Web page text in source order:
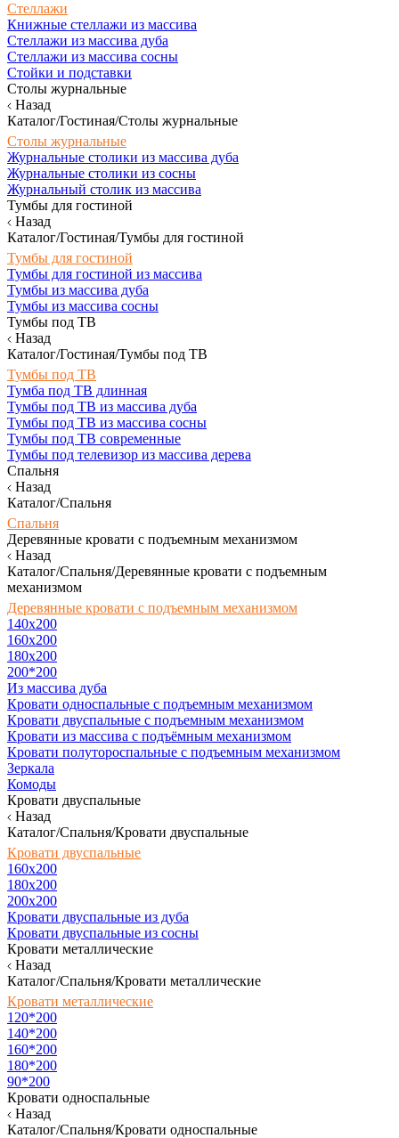
Стеллажи
Книжные стеллажи из массива
Стеллажи из массива дуба
Стеллажи из массива сосны
Стойки и подставки
Столы журнальные
Назад
Каталог/Гостиная/Столы журнальные
Столы журнальные
Журнальные столики из массива дуба
Журнальные столики из сосны
Журнальный столик из массива
Тумбы для гостиной
Назад
Каталог/Гостиная/Тумбы для гостиной
Тумбы для гостиной
Тумбы для гостиной из массива
Тумбы из массива дуба
Тумбы из массива сосны
Тумбы под ТВ
Назад
Каталог/Гостиная/Тумбы под ТВ
Тумбы под ТВ
Тумба под ТВ длинная
Тумбы под ТВ из массива дуба
Тумбы под ТВ из массива сосны
Тумбы под ТВ современные
Тумбы под телевизор из массива дерева
Спальня
Назад
Каталог/Спальня
Спальня
Деревянные кровати с подъемным механизмом
Назад
Каталог/Спальня/Деревянные кровати с подъемным
механизмом
Деревянные кровати с подъемным механизмом
140x200
160х200
180х200
200*200
Из массива дуба
Кровати односпальные с подъемным механизмом
Кровати двуспальные с подъемным механизмом
Кровати из массива с подъёмным механизмом
Кровати полутороспальные с подъемным механизмом
Зеркала
Комоды
Кровати двуспальные
Назад
Каталог/Спальня/Кровати двуспальные
Кровати двуспальные
160х200
180x200
200x200
Кровати двуспальные из дуба
Кровати двуспальные из сосны
Кровати металлические
Назад
Каталог/Спальня/Кровати металлические
Кровати металлические
120*200
140*200
160*200
180*200
90*200
Кровати односпальные
Назад
Каталог/Спальня/Кровати односпальные